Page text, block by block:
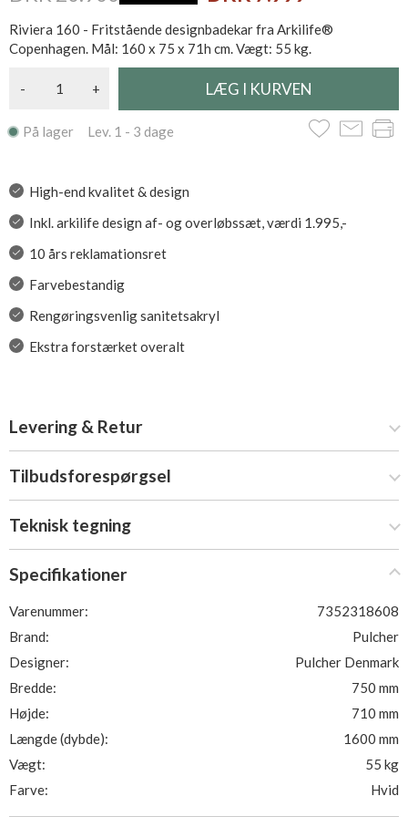
Riviera 160 - Fritstående designbadekar fra Arkilife®
Copenhagen. Mål: 160 x 75 x 71h cm. Vægt: 55 kg.
- +
På lager Lev. 1 - 3 dage
High-end kvalitet & design
Inkl. arkilife design af- og overløbssæt, værdi 1.995,-
10 års reklamationsret
Farvebestandig
Rengøringsvenlig sanitetsakryl
Ekstra forstærket overalt
Levering & Retur
Tilbudsforespørgsel
Teknisk tegning
Specifikationer
Varenummer:
7352318608
Brand:
Pulcher
Designer:
Pulcher Denmark
Bredde:
750 mm
Højde:
710 mm
Længde (dybde):
1600 mm
Vægt:
55 kg
Farve:
Hvid